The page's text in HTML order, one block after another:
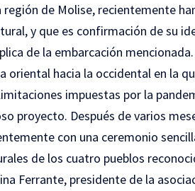
región de Molise, recientemente
y que es confirmación de su
de la embarcación
oriental hacia la occidental en la
impuestas por la
proyecto. Después de varios
con una ceremonio
de los cuatro pueblos
Ferrante, presidente de la